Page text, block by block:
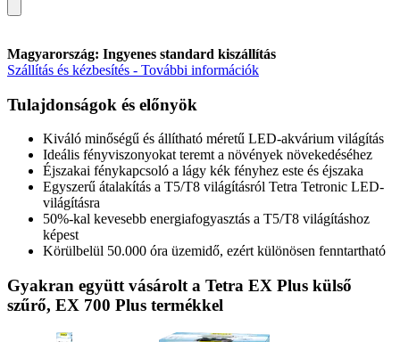
Magyarország: Ingyenes standard kiszállítás
Szállítás és kézbesítés - További információk
Tulajdonságok és előnyök
Kiváló minőségű és állítható méretű LED-akvárium világítás
Ideális fényviszonyokat teremt a növények növekedéséhez
Éjszakai fénykapcsoló a lágy kék fényhez este és éjszaka
Egyszerű átalakítás a T5/T8 világításról Tetra Tetronic LED-
világításra
50%-kal kevesebb energiafogyasztás a T5/T8 világításhoz
képest
Körülbelül 50.000 óra üzemidő, ezért különösen fenntartható
Gyakran együtt vásárolt a Tetra EX Plus külső
szűrő, EX 700 Plus termékkel